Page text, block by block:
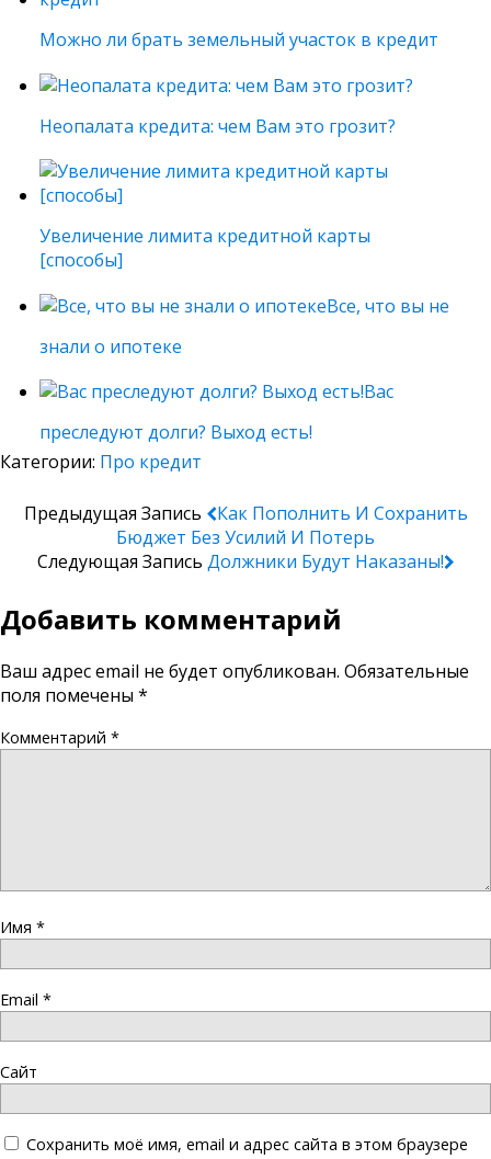
Можно ли брать земельный участок в кредит
Неопалата кредита: чем Вам это грозит?
Увеличение лимита кредитной карты
[способы]
Все, что вы не
знали о ипотеке
Вас
преследуют долги? Выход есть!
Категории: Про кредит
Предыдущая Запись
Как Пополнить И Сохранить
Бюджет Без Усилий И Потерь
Следующая Запись Должники Будут Наказаны!
Добавить комментарий
Ваш адрес email не будет опубликован. Обязательные
поля помечены *
Комментарий *
Имя *
Email *
Сайт
Сохранить моё имя, email и адрес сайта в этом браузере